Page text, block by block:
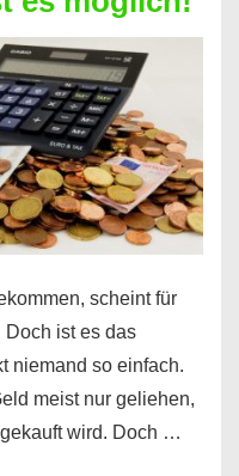
scheint für
ist es das
niemand so einfach.
meist nur geliehen,
wird. Doch …